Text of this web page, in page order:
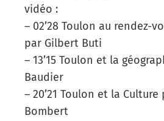
vidéo :
– 02’28 Toulon au rendez-
par Gilbert Buti
– 13’15 Toulon et la
Baudier
– 20’21 Toulon et la
Bombert